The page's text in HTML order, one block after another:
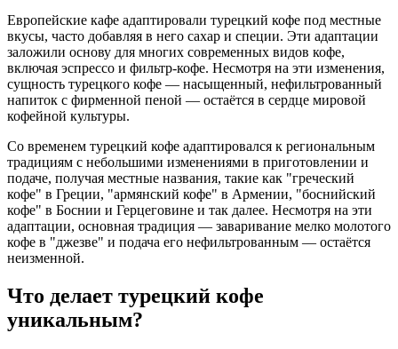
Европейские кафе адаптировали турецкий кофе под местные
вкусы, часто добавляя в него сахар и специи. Эти адаптации
заложили основу для многих современных видов кофе,
включая эспрессо и фильтр-кофе. Несмотря на эти изменения,
сущность турецкого кофе — насыщенный, нефильтрованный
напиток с фирменной пеной — остаётся в сердце мировой
кофейной культуры.
Со временем турецкий кофе адаптировался к региональным
традициям с небольшими изменениями в приготовлении и
подаче, получая местные названия, такие как "греческий
кофе" в Греции, "армянский кофе" в Армении, "боснийский
кофе" в Боснии и Герцеговине и так далее. Несмотря на эти
адаптации, основная традиция — заваривание мелко молотого
кофе в "джезве" и подача его нефильтрованным — остаётся
неизменной.
Что делает турецкий кофе
уникальным?